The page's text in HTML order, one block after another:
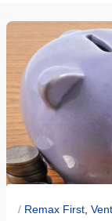
/ Remax First ,